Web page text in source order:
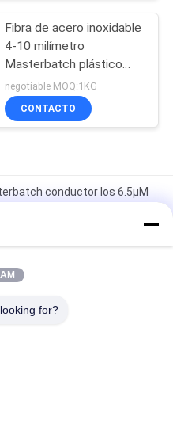
Fibra de acero inoxidable
4-10 milímetro
Masterbatch plástico
conductor
negotiable MOQ:1KG
CONTACTO
conductor los 6.5µM
aglomeraciones
de 2.5m m
del diámetro de ROHS
for?